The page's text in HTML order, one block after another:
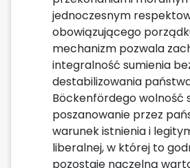
jednoczesnym
obowiązującego
mechanizm pozwala
integralność sumienia
destabilizowania
Böckenfördego wolność
poszanowanie przez
warunek istnienia i
liberalnej, w której to
pozostaje naczelną